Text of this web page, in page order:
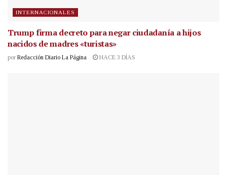
INTERNACIONALES
Trump firma decreto para negar ciudadanía a hijos
nacidos de madres «turistas»
por Redacción Diario La Página HACE 3 DÍAS